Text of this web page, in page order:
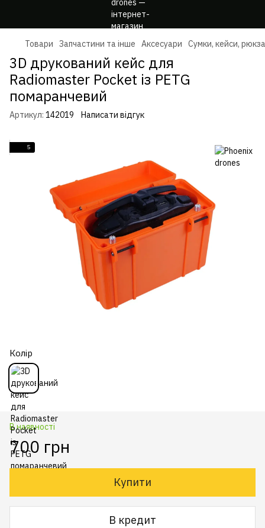
Товари Запчастини та інше Аксесуари Сумки, кейси,
3D друкований кейс для
Radiomaster Pocket із PETG
помаранчевий
Артикул: 142019 Написати відгук
5
Колір
В наявності
700 грн
Купити
В кредит